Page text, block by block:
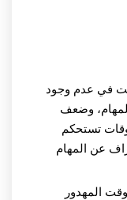
في عدم وجود
وضعف
تستحكم
عن المهام
المهدور